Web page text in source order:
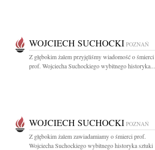
WOJCIECH SUCHOCKI POZNAŃ
Z głębokim żalem przyjęliśmy wiadomość o śmierci
prof. Wojciecha Suchockiego wybitnego historyka...
WOJCIECH SUCHOCKI POZNAŃ
Z głębokim żalem zawiadamiamy o śmierci prof.
Wojciecha Suchockiego wybitnego historyka sztuki